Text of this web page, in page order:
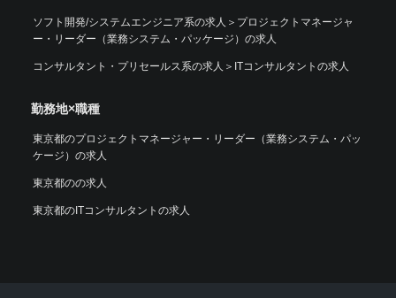
ソフト開発/システムエンジニア系の求人 ＞ プロジェクトマネージャ
ー・リーダー（業務システム・パッケージ）の求人
コンサルタント・プリセールス系の求人 ＞ ITコンサルタントの求人
勤務地×職種
東京都のプロジェクトマネージャー・リーダー（業務システム・パッ
ケージ）の求人
東京都のの求人
東京都のITコンサルタントの求人